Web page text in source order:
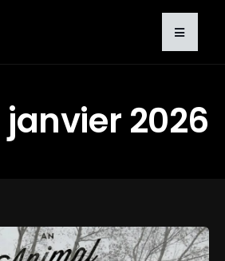
janvier 2026